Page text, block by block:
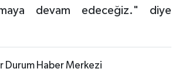
devam edeceğiz." diye
Durum Haber Merkezi